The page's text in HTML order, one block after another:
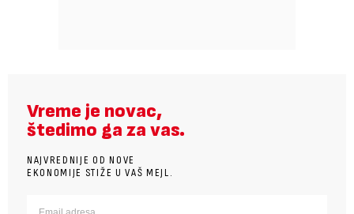
Vreme je novac,
štedimo ga za vas.
NAJVREDNIJE OD NOVE
EKONOMIJE STIŽE U VAŠ MEJL.